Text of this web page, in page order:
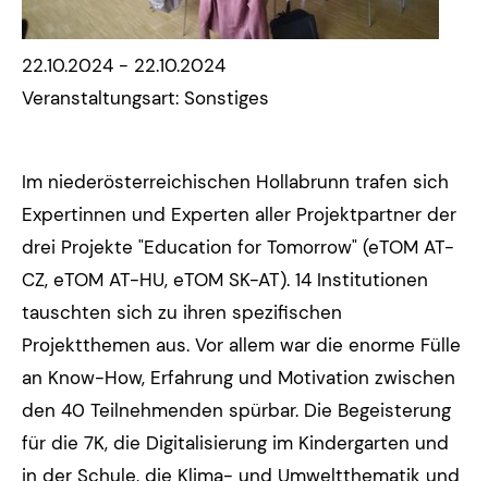
22.10.2024 - 22.10.2024
Veranstaltungsart: Sonstiges
Im niederösterreichischen Hollabrunn trafen sich
Expertinnen und Experten aller Projektpartner der
drei Projekte "Education for Tomorrow" (eTOM AT-
CZ, eTOM AT-HU, eTOM SK-AT). 14 Institutionen
tauschten sich zu ihren spezifischen
Projektthemen aus. Vor allem war die enorme Fülle
an Know-How, Erfahrung und Motivation zwischen
den 40 Teilnehmenden spürbar. Die Begeisterung
für die 7K, die Digitalisierung im Kindergarten und
in der Schule, die Klima- und Umweltthematik und